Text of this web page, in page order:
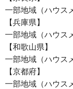
一部地域（ハウス
【兵庫県】
一部地域（ハウス
【和歌山県】
一部地域（ハウス
【京都府】
一部地域（ハウス